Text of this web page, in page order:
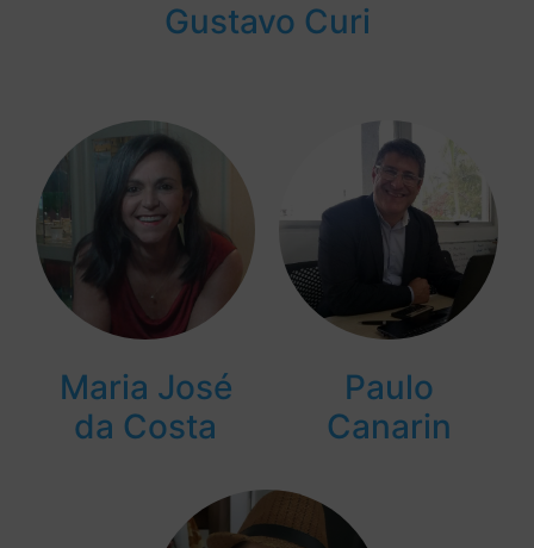
Gustavo Curi
Maria José
da Costa
Paulo
Canarin